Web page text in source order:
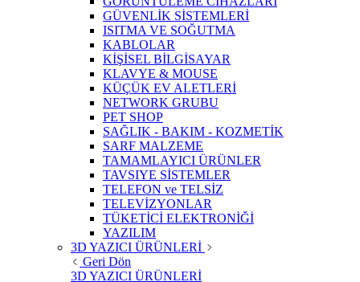
GÜVENLİK SİSTEMLERİ
ISITMA VE SOĞUTMA
KABLOLAR
KİŞİSEL BİLGİSAYAR
KLAVYE & MOUSE
KÜÇÜK EV ALETLERİ
NETWORK GRUBU
PET SHOP
SAĞLIK - BAKIM - KOZMETİK
SARF MALZEME
TAMAMLAYICI ÜRÜNLER
TAVSIYE SİSTEMLER
TELEFON ve TELSİZ
TELEVİZYONLAR
TÜKETİCİ ELEKTRONİĞİ
YAZILIM
3D YAZICI ÜRÜNLERİ
Geri Dön
3D YAZICI ÜRÜNLERİ